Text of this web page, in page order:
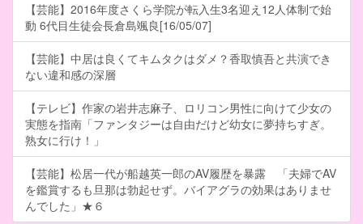
【芸能】2016年度さくら学院が転入生3名迎え12人体制で始
動 6代目生徒会長倉島颯良[16/05/07]
【芸能】中居は良くてキムタクはダメ？香取慎吾と共演でき
ない違和感の深層
【テレビ】作家の岩井志麻子、ロリコン男性に向けて少女の
実態を指南「ファンタジーは自由だけど幼女に夢持ちすぎ。
熟女に行け！」
【芸能】松居一代が船越英一郎のAV履歴を暴露 「夫婦でAV
を鑑賞するも旦那は勃起せず。バイアグラの効果はありませ
んでした」★６